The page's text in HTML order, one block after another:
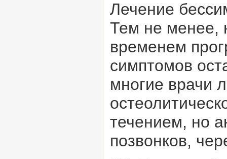
Лечение
Тем не менее,
временем
симптомов
многие врачи
течением, но
позвонков,